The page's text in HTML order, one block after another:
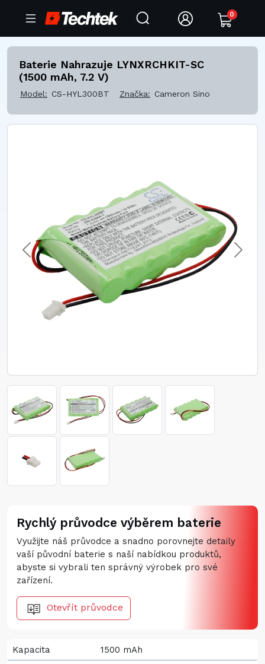
0
Baterie Nahrazuje LYNXRCHKIT-SC
(1500 mAh, 7.2 V)
Model: CS-HYL300BT Značka: Cameron Sino
Rychlý průvodce výběrem baterie
Využijte náš průvodce a snadno porovnejte detaily
vaší původní baterie s naší nabídkou produktů,
abyste si vybrali ten správný výrobek pro své
zařízení.
Otevřít průvodce
Kapacita
1500 mAh